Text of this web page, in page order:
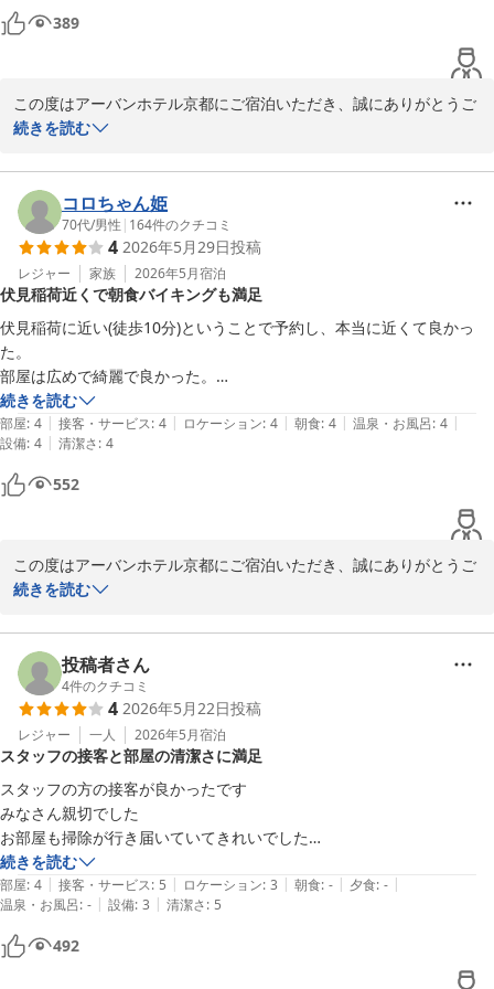
またお客様にお会いできます日を心よりお待ちしております。
アーバンホテル京都
ウトする余裕があります。伏見稲荷大社参拝目的の方には、絶対お勧め
のホテルです。
朝食のバイキングは品数が多くて楽しめましたが、入口に入ってすぐに
バイキングの台があって席は奥の方なので、バイキングの付近が人でご
ちゃごちゃしていて効率がとても悪かったです。並んでいる人達からも
『どうやって動くのか分かりにくい』という声が聞こえていました。バ
列に何度も並ぶ状態が面倒になり、再びお料理を取りに行くのは諦めま
した。
ホテルのサービスの配置にも難ありで、無料で頂ける冷たいレモン水や
ウーロン茶はとても良かったのですが、フロントからは見えないエレベ
ーター前にサーバーを設置している為に、紙コップが無くなっているの
を何度も見掛けました。丁度飲みたい時に紙コップが無かったので１度
は声を掛けましたが、１泊２日の間で何度も無くなっているのを見るの
は明らかに管理が出来ていないと思います。フロントから見える位置に
サーバーを設置するだけで解消出来る問題だと思われます。
リーズナブルなお値段で泊まらせて頂いて全体的にはとても満足してい
るのですが、上のような点がどうしても引っ掛かり星は４つにしまし
た。
フロントの方の対応も丁寧でとても良かっただけに、勿体ないと思いま
389
この度はアーバンホテル京都にご宿泊いただき、誠にありがとうご
ざいます。
また、伏見稲荷大社へのご参拝を目的としたご滞在のご感想を詳し
くお寄せいただき、重ねて御礼申し上げます。
当ホテルの立地や11時チェックアウト、朝食営業時間がお客様のご
予定にお役立ていただけたとのこと、大変嬉しく拝読いたしまし
た。早朝の伏見稲荷大社や稲荷山へのご参拝を満喫されたご様子を
伺い、私どもも嬉しく存じます。また、フロントスタッフの対応に
す。
一方で、朝食会場の導線につきましては、ご不便をおかけし申し訳
ございませんでした。せっかく豊富なメニューをご用意しておりな
がら、混雑や動線の分かりづらさにより十分にお楽しみいただけな
かったことを残念に思っております。いただいたご意見はレストラ
ンスタッフとも共有し、より快適にご利用いただける環境づくりの
また、ウェルカムドリンクコーナーの紙コップ補充につきまして
体制について改めて見直しを行い、より快適にご利用いただけるよ
う改善に努めてまいります。
貴重なご意見と温かいお言葉をお寄せいただき、誠にありがとうご
ざいました。今後もより良いホテルを目指してサービス向上に努め
てまいりますので、また京都へお越しの際はぜひアーバンホテル京
都をご利用くださいませ。
スタッフ一同、心よりお待ち申し上げております。
アーバンホテル京都
アーバンホテル京都
2026-06-17
続きを読む
コロちゃん姫
70代/男性 | 164件のクチコミ
4 2026年5月29日投稿
レジャー 家族 2026年5月宿泊
伏見稲荷近くで朝食バイキングも満足
伏見稲荷に近い(徒歩10分)ということで予約し、本当に近くて良かっ
た。
部屋は広めで綺麗で良かった。
朝食付きプランで予約時期待していなかったが、バイキングで種類も多
く美味しくて満足しました。
また泊まりたいと思います。
続きを読む
部屋: 4 | 接客・サービス: 4 | ロケーション: 4 | 朝食: 4 | 温泉・お風呂: 4 |
設備: 4 | 清潔さ: 4
552
この度はアーバンホテル京都にご宿泊いただき、誠にありがとうご
ざいます。
伏見稲荷大社へのアクセスの良さを理由に当ホテルをお選びいただ
き、ご満足いただけたとのこと、大変嬉しく拝読いたしました。お
客様のおっしゃる通り、伏見稲荷大社までは徒歩約10分と観光に便
利な立地でございます。
また、お部屋の広さや清潔さに加え、朝食バイキングにつきまして
もご満足いただけたとのお言葉をいただき、大変光栄でございま
す。朝食は京都らしいおばんざいをはじめ、さまざまなお料理をご
用意しておりますので、お楽しみいただけたようで何よりです。
「また泊まりたい」とのお言葉は、私どもにとって何よりの励みで
ございます。今後も快適にお過ごしいただけるホテルを目指し、ス
タッフ一同努めてまいります。
また京都へお越しの際は、ぜひアーバンホテル京都をご利用くださ
続きを読む
投稿者さん
4件のクチコミ
4 2026年5月22日投稿
レジャー 一人 2026年5月宿泊
スタッフの接客と部屋の清潔さに満足
スタッフの方の接客が良かったです
みなさん親切でした
お部屋も掃除が行き届いていてきれいでした
空調の吹き出し口がベッドに直接当たらない配置なのがありがたかった
です！
気になったのは、コンセントの位置が使いづらかったです、ベッドサイ
ドにあると良かった
あとはお部屋にハンドソープが欲しかったです
続きを読む
部屋: 4 | 接客・サービス: 5 | ロケーション: 3 | 朝食: - | 夕食: - |
温泉・お風呂: - | 設備: 3 | 清潔さ: 5
492